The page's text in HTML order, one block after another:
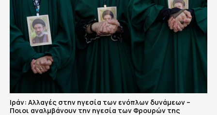
Ιράν: Αλλαγές στην ηγεσία των ενόπλων δυνάμεων –
Ποιοι αναλμβάνουν την ηγεσία των Φρουρών της